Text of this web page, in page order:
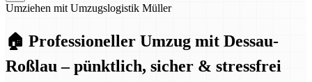
Umziehen mit Umzugslogistik Müller
🏠 Professioneller Umzug mit Dessau-
Roßlau – pünktlich, sicher & stressfrei